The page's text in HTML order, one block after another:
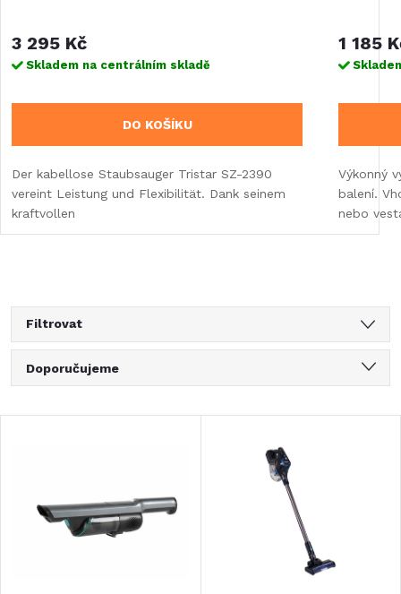
3 295 Kč
Skladem na centrálním skladě
DO KOŠÍKU
Der kabellose Staubsauger Tristar SZ-2390
vereint Leistung und Flexibilität. Dank seinem
kraftvollen
1 185
Výkonný
balení.
nebo
Filtrovat
Ř
a
Doporučujeme
Abecedně